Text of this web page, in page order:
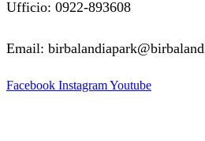
Ufficio: 0922-893608
Email:
Facebook InstagramYoutube